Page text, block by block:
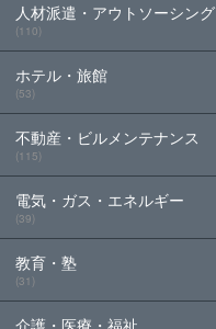
人材派遣・アウトソーシング
(110)
ホテル・旅館
(53)
不動産・ビルメンテナンス
(115)
電気・ガス・エネルギー
(39)
教育・塾
(31)
介護・医療・福祉